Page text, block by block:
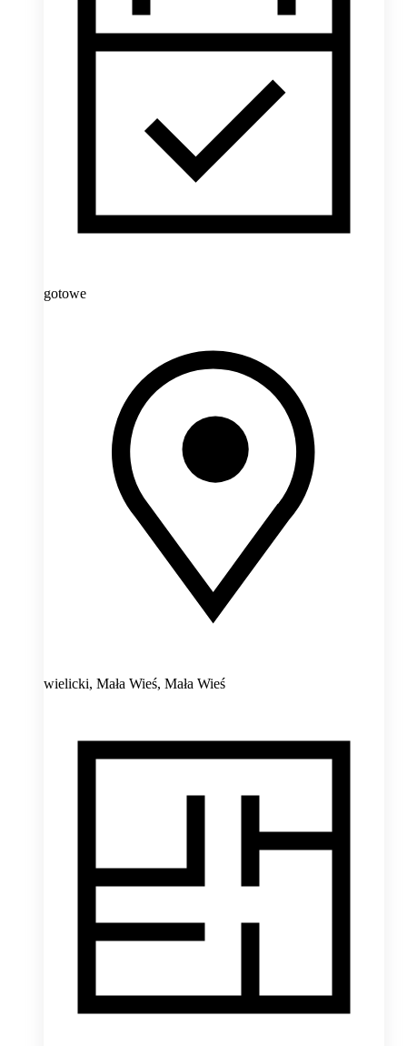
gotowe
wielicki, Mała Wieś, Mała Wieś